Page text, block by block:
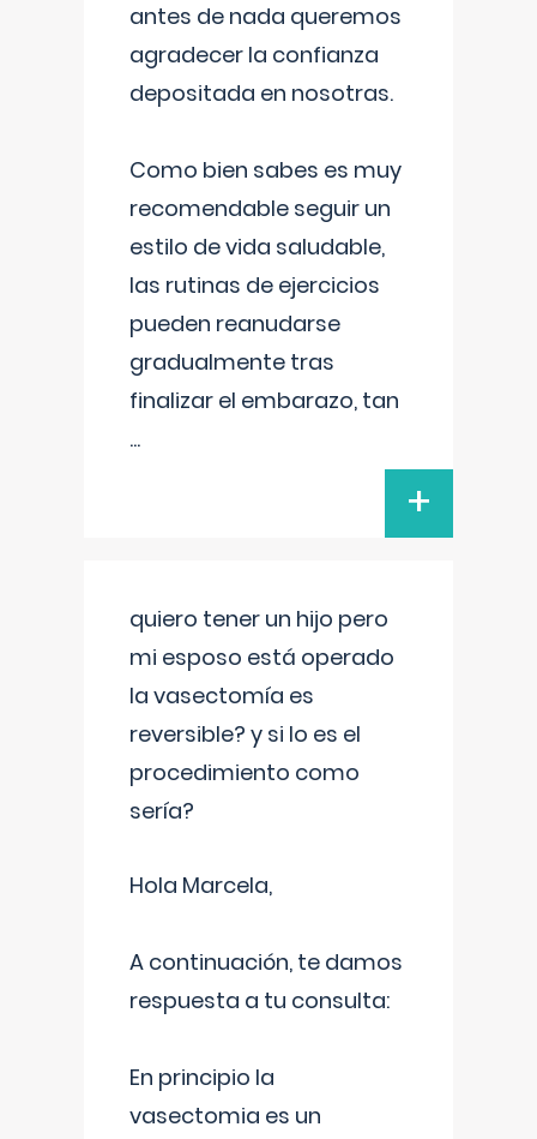
antes de nada queremos
agradecer la confianza
depositada en nosotras.
Como bien sabes es muy
recomendable seguir un
estilo de vida saludable,
las rutinas de ejercicios
pueden reanudarse
gradualmente tras
finalizar el embarazo, tan
...
+
quiero tener un hijo pero
mi esposo está operado
la vasectomía es
reversible? y si lo es el
procedimiento como
sería?
Hola Marcela,
A continuación, te damos
respuesta a tu consulta:
En principio la
vasectomia es un